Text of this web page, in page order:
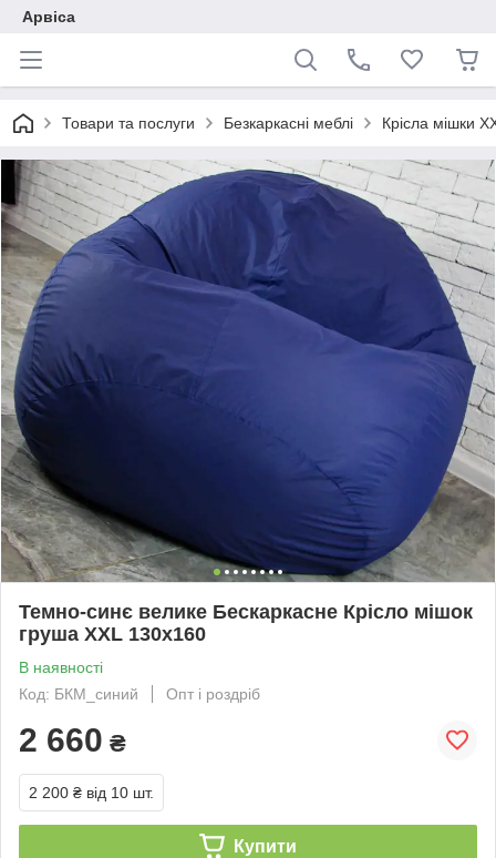
Арвіса
Товари та послуги Безкаркасні меблі Крісла мішки
Темно-синє велике Бескаркасне Крісло мішок
груша XXL 130х160
В наявності
Код: БКМ_синий
Опт і роздріб
2 660 ₴
2 200 ₴ від 10 шт.
Купити